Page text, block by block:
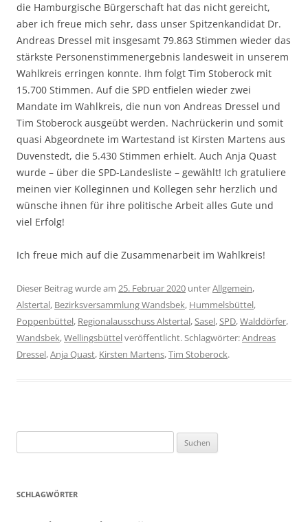
die Hamburgische Bürgerschaft hat das nicht gereicht,
aber ich freue mich sehr, dass unser Spitzenkandidat Dr.
Andreas Dressel mit insgesamt 79.863 Stimmen wieder das
stärkste Personenstimmenergebnis landesweit in unserem
Wahlkreis erringen konnte. Ihm folgt Tim Stoberock mit
15.700 Stimmen. Auf die SPD entfielen wieder zwei
Mandate im Wahlkreis, die nun von Andreas Dressel und
Tim Stoberock ausgeübt werden. Nachrückerin und somit
quasi Abgeordnete im Wartestand ist Kirsten Martens aus
Duvenstedt, die 5.430 Stimmen erhielt. Auch Anja Quast
wurde – über die SPD-Landesliste – gewählt! Ich gratuliere
meinen vier Kolleginnen und Kollegen sehr herzlich und
wünsche ihnen für ihre politische Arbeit alles Gute und
viel Erfolg!
Ich freue mich auf die Zusammenarbeit im Wahlkreis!
Dieser Beitrag wurde am 25. Februar 2020 unterAllgemein,
Alstertal, Bezirksversammlung Wandsbek, Hummelsbüttel,
Poppenbüttel, Regionalausschuss Alstertal,Sasel,SPD,Walddörfer,
Wandsbek,Wellingsbüttelveröffentlicht. Schlagwörter:Andreas
Dressel,Anja Quast, Kirsten Martens,Tim Stoberock.
nach:
SCHLAGWÖRTER